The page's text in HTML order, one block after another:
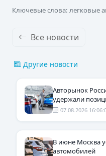
Ключевые слова: легковые
Все новости
Другие новости
Авторынок
удержали
07.08.2026
В июне Москва
автомобилей